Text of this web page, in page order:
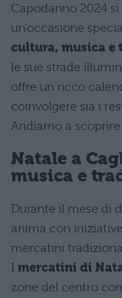
Capodanno 2024
un’occasione
cultura, musica e
le sue strade
offre un ricco
coinvolgere sia i
Andiamo a
Natale a
musica e
Durante il mese di
anima con
mercatini
I mercatini di
zone del centro